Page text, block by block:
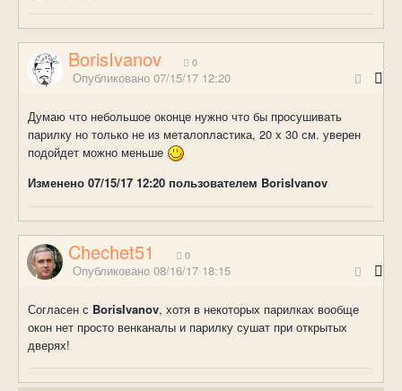
BorisIvanov 0
Опубликовано 07/15/17 12:20
Думаю что небольшое оконце нужно что бы просушивать
парилку но только не из металопластика, 20 х 30 см. уверен
подойдет можно меньше
Изменено 07/15/17 12:20 пользователем BorisIvanov
Chechet51 0
Опубликовано 08/16/17 18:15
Согласен с BorisIvanov, хотя в некоторых парилках вообще
окон нет просто венканалы и парилку сушат при открытых
дверях!